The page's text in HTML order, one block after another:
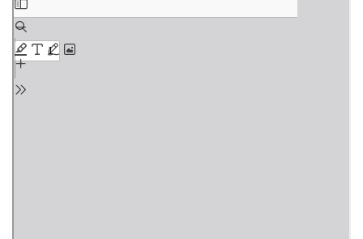
to
PDF
content